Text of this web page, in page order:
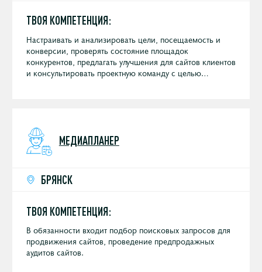
подготовка и согласование договора, подготовка актов
на закрытие этапов работ, выставление счетов; Ведение
отчетной документации по проектам.
ТВОЯ КОМПЕТЕНЦИЯ:
Настраивать и анализировать цели, посещаемость и
конверсии, проверять состояние площадок
конкурентов, предлагать улучшения для сайтов клиентов
и консультировать проектную команду с целью
МЕДИАПЛАНЕР
БРЯНСК
ТВОЯ КОМПЕТЕНЦИЯ:
В обязанности входит подбор поисковых запросов для
продвижения сайтов, проведение предпродажных
аудитов сайтов.